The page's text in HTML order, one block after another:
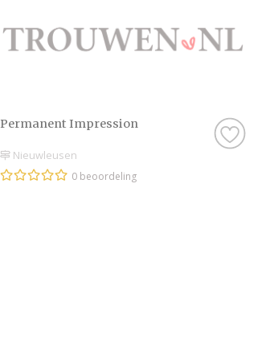
Permanent Impression
Nieuwleusen
0 beoordeling